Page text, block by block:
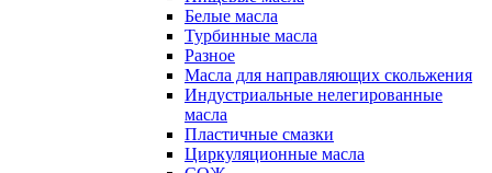
Белые масла
Турбинные масла
Разное
Масла для направляющих скольжения
Индустриальные нелегированные
масла
Пластичные смазки
Циркуляционные масла